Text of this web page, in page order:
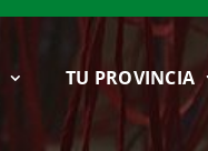
TU PROVINCIA